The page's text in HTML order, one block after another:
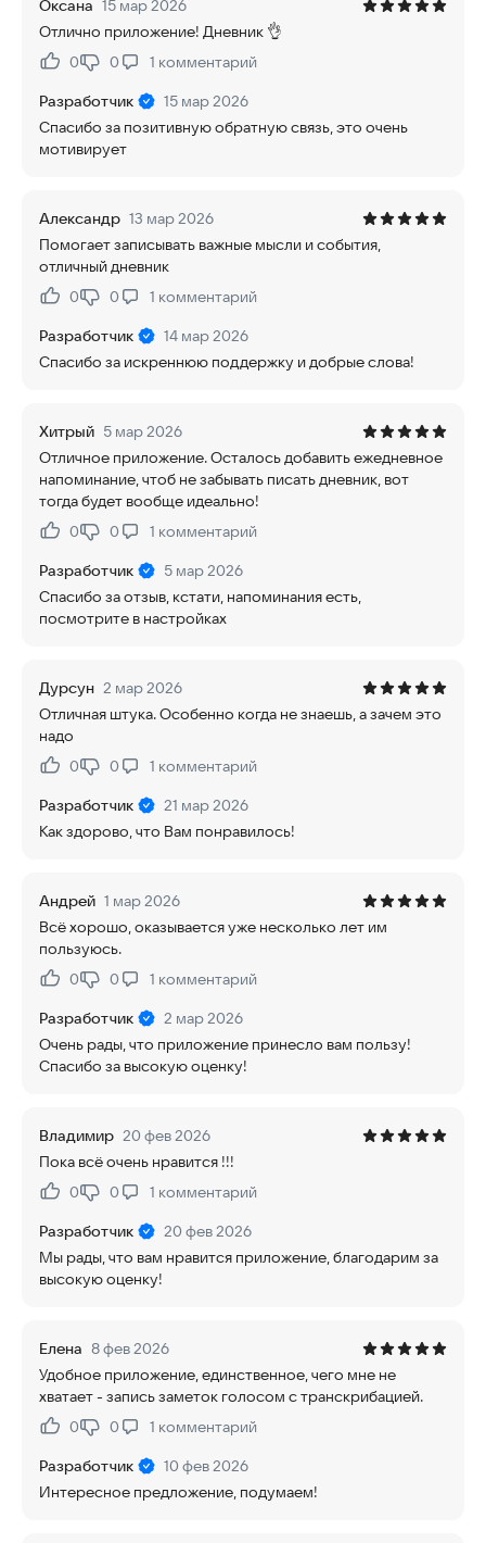
Оксана 15 мар 2026
Отлично приложение! Дневник 👌
Нравится:
0Не нравится:
0 1 комментарий
Разработчик
15 мар 2026
Спасибо за позитивную обратную связь, это очень
мотивирует
Александр 13 мар 2026
Помогает записывать важные мысли и события,
отличный дневник
Нравится:
0Не нравится:
0 1 комментарий
Разработчик
14 мар 2026
Спасибо за искреннюю поддержку и добрые слова!
Хитрый 5 мар 2026
Отличное приложение. Осталось добавить ежедневное
напоминание, чтоб не забывать писать дневник, вот
тогда будет вообще идеально!
Нравится:
0Не нравится:
0 1 комментарий
Разработчик
5 мар 2026
Спасибо за отзыв, кстати, напоминания есть,
посмотрите в настройках
Дурсун 2 мар 2026
Отличная штука. Особенно когда не знаешь, а зачем это
надо
Нравится:
0Не нравится:
0 1 комментарий
Разработчик
21 мар 2026
Как здорово, что Вам понравилось!
Андрей 1 мар 2026
Всё хорошо, оказывается уже несколько лет им
пользуюсь.
Нравится:
0Не нравится:
0 1 комментарий
Разработчик
2 мар 2026
Очень рады, что приложение принесло вам пользу!
Спасибо за высокую оценку!
Владимир 20 фев 2026
Пока всё очень нравится !!!
Нравится:
0Не нравится:
0 1 комментарий
Разработчик
20 фев 2026
Мы рады, что вам нравится приложение, благодарим за
высокую оценку!
Елена 8 фев 2026
Удобное приложение, единственное, чего мне не
хватает - запись заметок голосом с транскрибацией.
Нравится:
0Не нравится:
0 1 комментарий
Разработчик
10 фев 2026
Интересное предложение, подумаем!